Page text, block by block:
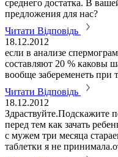
среднего достатка. В
предложения для нас?
Читати Відповідь
18.12.2012
если в анализе
составляют 20 % каковы
вообще забеременеть при
Читати Відповідь
18.12.2012
Здраствуйте.Подскажите
перед тем как зачать
с мужем три месяца
таблетки я не